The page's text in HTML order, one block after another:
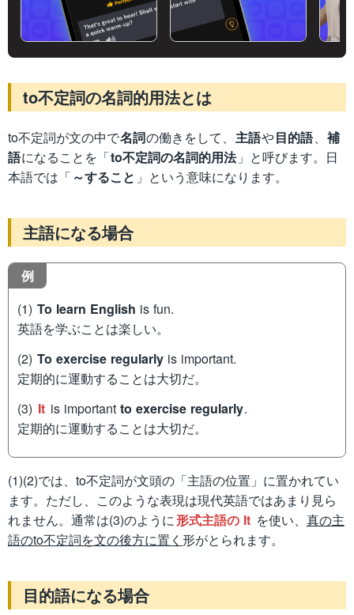
to不定詞の名詞的用法とは
to不定詞が文の中で名詞の働きをして、 主語や目的語、 補
語になることを「to不定詞の名詞的用法 」と呼びます。日
本語では「 ～すること 」という意味になります。
主語になる場合
例
(1) To learn English is fun.
英語を学ぶことは楽しい。
(2) To exercise regularly is important.
定期的に運動することは大切だ。
(3) It is important to exercise regularly.
定期的に運動することは大切だ。
(1)(2)では、to不定詞が文頭の「主語の位置」に置かれてい
ます。ただし、このような表現は現代英語ではあまり見ら
れません。通常は(3)のように形式主語の It を使い、 真の主
語のto不定詞を文の後方に置く 形がとられます。
目的語になる場合